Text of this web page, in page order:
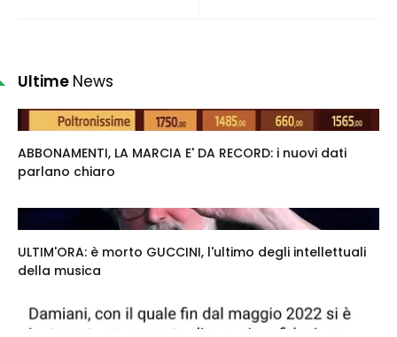
Ultime News
ABBONAMENTI, LA MARCIA E' DA RECORD: i nuovi dati
parlano chiaro
ULTIM'ORA: è morto GUCCINI, l'ultimo degli intellettuali
della musica